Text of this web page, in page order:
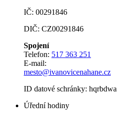
IČ: 00291846
DIČ: CZ00291846
Spojení
Telefon: 517 363 251
E-mail:
mesto@ivanovicenahane.cz
ID datové schránky: hqrbdwa
Úřední hodiny